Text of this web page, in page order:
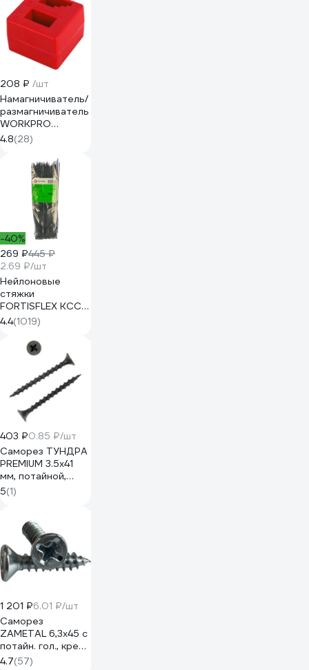
208 ₽ /шт
Намагничиватель/
размагничиватель
WORKPRO
WP221064
4.8(28)
-40%
269 ₽445 ₽
2.69 ₽/шт
Нейлоновые
стяжки
FORTISFLEX КСС
5х300 черный
100 штук 49417
4.4(1019)
403 ₽0.85 ₽/шт
Саморез ТУНДРА
PREMIUM 3.5x41
мм, потайной,
крупная резьба,
шлиц PH,
1 кг 5470698
5(1)
1 201 ₽6.01 ₽/шт
Саморез
ZAMETAL 6,3x45 с
потайн. гол., крест
шлиц, DIN 7982,
4.7(57)